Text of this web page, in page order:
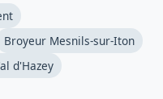
Broyeur Mesnils-sur-Iton
d'Hazey